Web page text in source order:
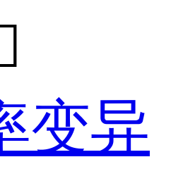
变异